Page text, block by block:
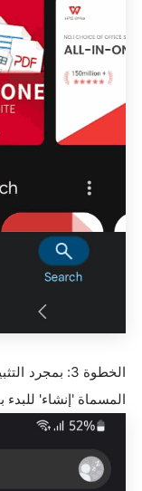
الخطوة 3:
المسماة 'إنشاء'